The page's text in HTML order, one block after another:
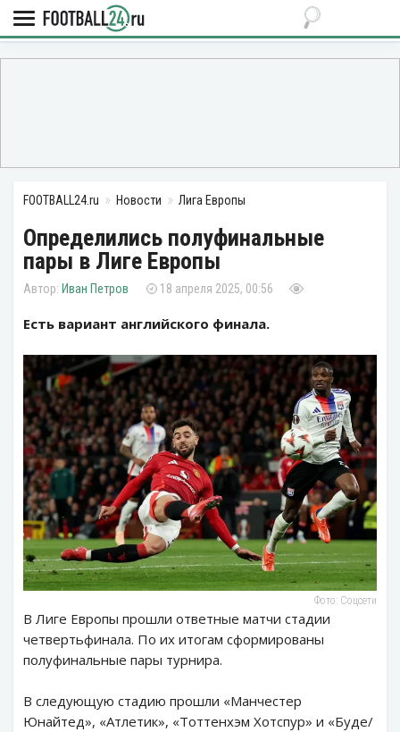
FOOTBALL24.ru Новости Лига Европы
Определились полуфинальные
пары в Лиге Европы
Иван Петров 18 апреля 2025, 00:56
Есть вариант английского финала.
Фото: Соцсети
В Лиге Европы прошли ответные матчи стадии
четвертьфинала. По их итогам сформированы
полуфинальные пары турнира.
В следующую стадию прошли «Манчестер
Юнайтед», «Атлетик», «Тоттенхэм Хотспур» и «Буде/